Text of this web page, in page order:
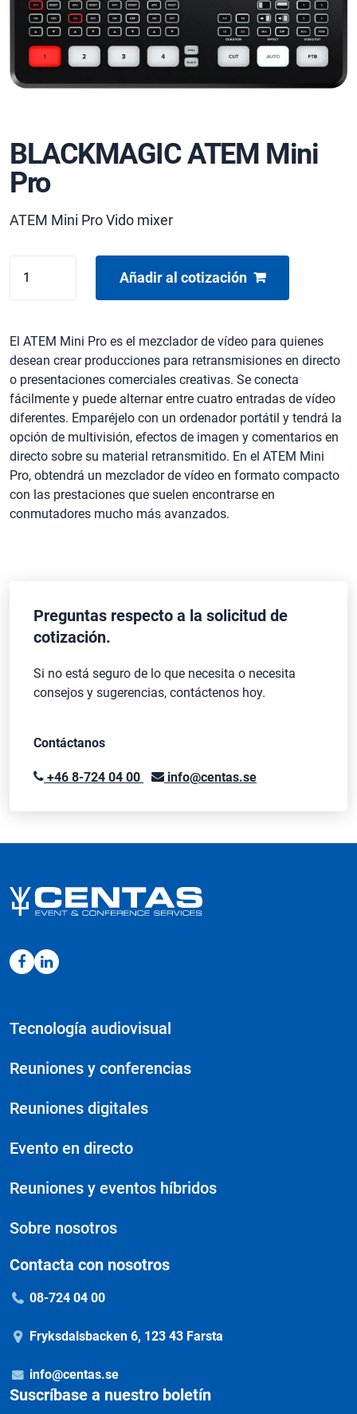
BLACKMAGIC ATEM Mini
Pro
ATEM Mini Pro Vido mixer
ATEM
cantidad
Añadir al cotización
El ATEM Mini Pro es el mezclador de vídeo para quienes
desean crear producciones para retransmisiones en directo
o presentaciones comerciales creativas. Se conecta
fácilmente y puede alternar entre cuatro entradas de vídeo
diferentes. Emparéjelo con un ordenador portátil y tendrá la
opción de multivisión, efectos de imagen y comentarios en
directo sobre su material retransmitido. En el ATEM Mini
Pro, obtendrá un mezclador de vídeo en formato compacto
con las prestaciones que suelen encontrarse en
conmutadores mucho más avanzados.
Preguntas respecto a la solicitud de
cotización.
Si no está seguro de lo que necesita o necesita
consejos y sugerencias, contáctenos hoy.
Contáctanos
+46 8-724 04 00 info@centas.se
Tecnología audiovisual
Reuniones y conferencias
Reuniones digitales
Evento en directo
Reuniones y eventos híbridos
Sobre nosotros
Contacta con nosotros
08-724 04 00
Fryksdalsbacken 6, 123 43 Farsta
info@centas.se
Suscríbase a nuestro boletín